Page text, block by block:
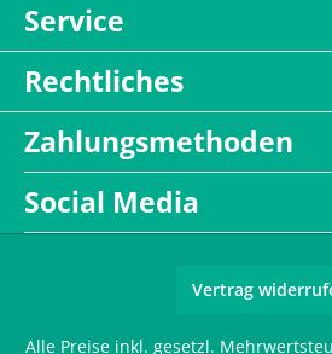
Service
Rechtliches
Zahlungsmethoden
Social Media
Vertrag
Alle Preise inkl. gesetzl.